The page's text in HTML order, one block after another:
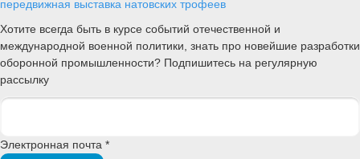
передвижная выставка натовских трофеев
Хотите всегда быть в курсе событий отечественной и
международной военной политики, знать про новейшие разработки
оборонной промышленности? Подпишитесь на регулярную
рассылку
Электронная почта *